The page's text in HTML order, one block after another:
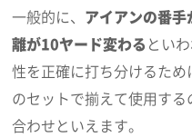
一般的に、 アイアンの番
離が10ヤード変わる とい
性を正確に打ち分けるた
のセットで揃えて使用す
合わせといえます。